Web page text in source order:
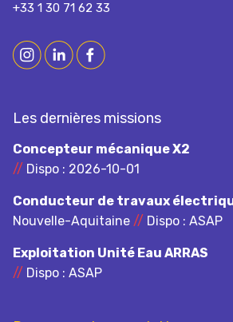
+33 1 30 71 62 33
Les dernières missions
Concepteur mécanique X2
// Dispo : 2026-10-01
Conducteur de travaux
Nouvelle-Aquitaine // Dispo : ASAP
Exploitation Unité Eau ARRAS
// Dispo : ASAP